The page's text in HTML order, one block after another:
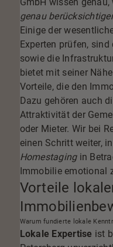
genau
Einige der
Experten prüfen, sind
sowie die
bietet mit seiner
Vorteile, die den
Dazu gehören auch
Attraktivität der
oder Mieter. Wir bei
einen Schritt weiter,
Homestagingin
Immobilie emotional
Vorteile
Warum fundierte lokale
Lokale Expertise ist